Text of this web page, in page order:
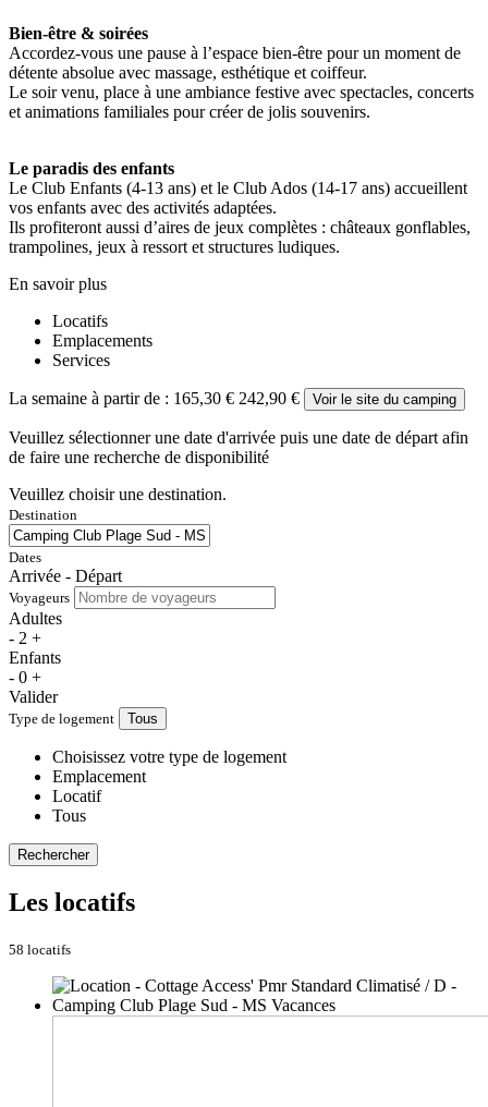
Bien-être & soirées
Accordez-vous une pause à l’espace bien-être pour un moment de
détente absolue avec massage, esthétique et coiffeur.
Le soir venu, place à une ambiance festive avec spectacles, concerts
et animations familiales pour créer de jolis souvenirs.
Le paradis des enfants
Le Club Enfants (4-13 ans) et le Club Ados (14-17 ans) accueillent
vos enfants avec des activités adaptées.
Ils profiteront aussi d’aires de jeux complètes : châteaux gonflables,
trampolines, jeux à ressort et structures ludiques.
En savoir plus
Locatifs
Emplacements
Services
La semaine à partir de : 165,30 € 242,90 € Voir le site du camping
Veuillez sélectionner une date d'arrivée puis une date de départ afin
de faire une recherche de disponibilité
Veuillez choisir une destination.
Destination
Dates
Arrivée - Départ
Voyageurs
Adultes
- 2 +
Enfants
- 0 +
Valider
Type de logement Tous
Choisissez votre type de logement
Emplacement
Locatif
Tous
Rechercher
Les locatifs
58 locatifs